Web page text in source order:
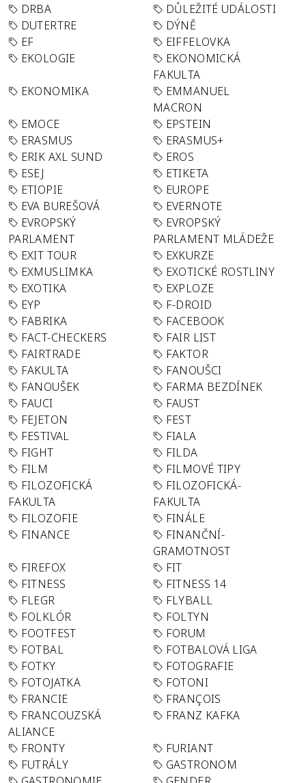
DRBA
DŮLEŽITÉ UDÁLOSTI
DUTERTRE
DÝNĚ
EF
EIFFELOVKA
EKOLOGIE
EKONOMICKÁ
FAKULTA
EKONOMIKA
EMMANUEL
MACRON
EMOCE
EPSTEIN
ERASMUS
ERASMUS+
ERIK AXL SUND
EROS
ESEJ
ETIKETA
ETIOPIE
EUROPE
EVA BUREŠOVÁ
EVERNOTE
EVROPSKÝ
PARLAMENT
EVROPSKÝ
PARLAMENT MLÁDEŽE
EXIT TOUR
EXKURZE
EXMUSLIMKA
EXOTICKÉ ROSTLINY
EXOTIKA
EXPLOZE
EYP
F-DROID
FABRIKA
FACEBOOK
FACT-CHECKERS
FAIR LIST
FAIRTRADE
FAKTOR
FAKULTA
FANOUŠCI
FANOUŠEK
FARMA BEZDÍNEK
FAUCI
FAUST
FEJETON
FEST
FESTIVAL
FIALA
FIGHT
FILDA
FILM
FILMOVÉ TIPY
FILOZOFICKÁ
FAKULTA
FILOZOFICKÁ-
FAKULTA
FILOZOFIE
FINÁLE
FINANCE
FINANČNÍ-
GRAMOTNOST
FIREFOX
FIT
FITNESS
FITNESS 14
FLEGR
FLYBALL
FOLKLÓR
FOLTYN
FOOTFEST
FORUM
FOTBAL
FOTBALOVÁ LIGA
FOTKY
FOTOGRAFIE
FOTOJATKA
FOTONI
FRANCIE
FRANÇOIS
FRANCOUZSKÁ
ALIANCE
FRANZ KAFKA
FRONTY
FURIANT
FUTRÁLY
GASTRONOM